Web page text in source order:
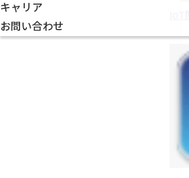
キャリア
お問い合わせ